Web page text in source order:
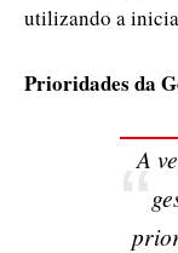
utilizando a
Prioridades da
A